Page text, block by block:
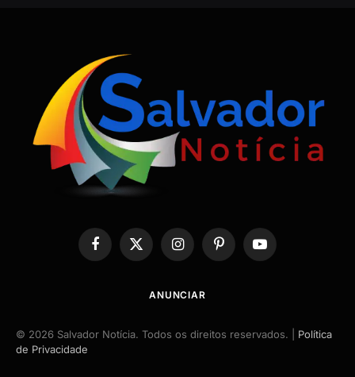
Facebook
X
InstagramPinterestYouTube
ANUNCIAR
© 2026 Salvador Notícia. Todos os direitos reservados. | Política
de Privacidade